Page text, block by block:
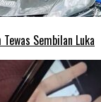
Sembilan Luka